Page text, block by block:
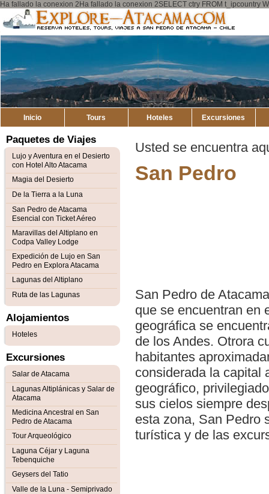
Ha fallado la conexion 2Ha fallado la conexion 2SELECT ctry FROM t_ipcountry
Inicio Tours Hoteles Excursiones
Usted se encuentra
San Pedro
San Pedro de
que se encuentran en
geográfica se
de los Andes. Otrora
habitantes
considerada la capital
geográfico,
sus cielos siempre
esta zona, San Pedro
turística y de las
Paquetes de Viajes
Lujo y Aventura en el Desierto
con Hotel Alto Atacama
Magia del Desierto
De la Tierra a la Luna
San Pedro de Atacama
Esencial con Ticket Aéreo
Maravillas del Altiplano en
Codpa Valley Lodge
Expedición de Lujo en San
Pedro en Explora Atacama
Lagunas del Altiplano
Ruta de las Lagunas
Alojamientos
Hoteles
Excursiones
Salar de Atacama
Lagunas Altiplánicas y Salar de
Atacama
Medicina Ancestral en San
Pedro de Atacama
Tour Arqueológico
Laguna Céjar y Laguna
Tebenquiche
Geysers del Tatio
Valle de la Luna - Semiprivado